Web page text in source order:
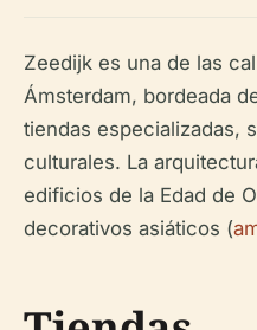
Zeedijk es una de las
Ámsterdam, bordeada
tiendas especializadas,
culturales. La
edificios de la Edad de
decorativos asiáticos (